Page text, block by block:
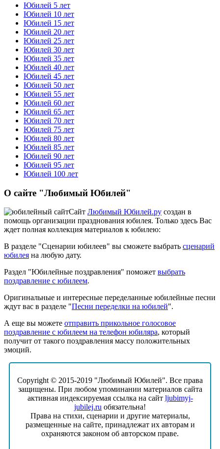
Юбилей 5 лет
Юбилей 10 лет
Юбилей 15 лет
Юбилей 20 лет
Юбилей 25 лет
Юбилей 30 лет
Юбилей 35 лет
Юбилей 40 лет
Юбилей 45 лет
Юбилей 50 лет
Юбилей 55 лет
Юбилей 60 лет
Юбилей 65 лет
Юбилей 70 лет
Юбилей 75 лет
Юбилей 80 лет
Юбилей 85 лет
Юбилей 90 лет
Юбилей 95 лет
Юбилей 100 лет
О сайте "Любимый Юбилей"
Сайт Любимый Юбилей.ру создан в
помощь организации празднования юбилея. Только здесь Вас
ждет полная коллекция материалов к юбилею:
В разделе "Сценарии юбилеев" вы сможете выбрать сценарий
юбилея на любую дату.
Раздел "Юбилейные поздравления" поможет выбрать
поздравление с юбилеем.
Оригинальные и интересные переделанные юбилейные песни
ждут вас в разделе "Песни переделки на юбилей".
А еще вы можете отправить прикольное голосовое
поздравление с юбилеем на телефон юбиляра, который
получит от такого поздравления массу положительных
эмоций.
Copyright © 2015-2019 "Любимый Юбилей". Все права
защищены. При любом упоминании материалов сайта
активная индексируемая ссылка на сайт ljubimyj-
jubilej.ru обязательна!
Права на стихи, сценарии и другие материалы,
размещенные на сайте, принадлежат их авторам и
охраняются законом об авторском праве.